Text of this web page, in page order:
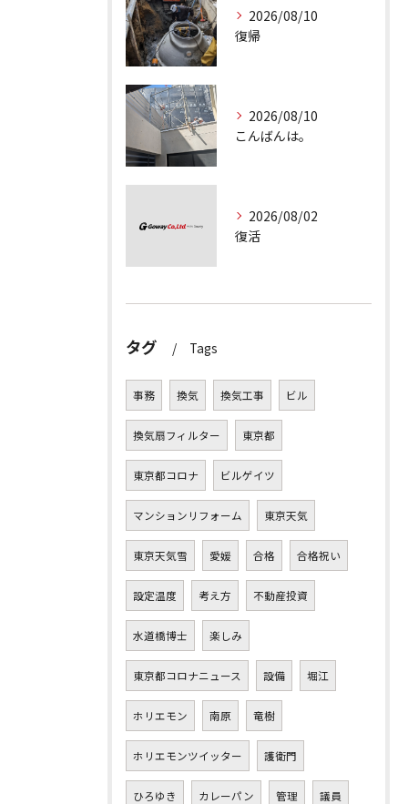
2026/08/10
復帰
2026/08/10
こんばんは。
2026/08/02
復活
タグ Tags
事務 換気 換気工事 ビル
換気扇フィルター 東京都
東京都コロナ ビルゲイツ
マンションリフォーム 東京天気
東京天気雪 愛媛 合格 合格祝い
設定温度 考え方 不動産投資
水道橋博士 楽しみ
東京都コロナニュース 設備 堀江
ホリエモン 南原 竜樹
ホリエモンツイッター 護衛門
ひろゆき カレーパン 管理 議員